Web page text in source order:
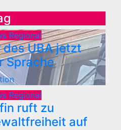
Regional
UBA jetzt
Sprache
Regional
ruft zu
auf